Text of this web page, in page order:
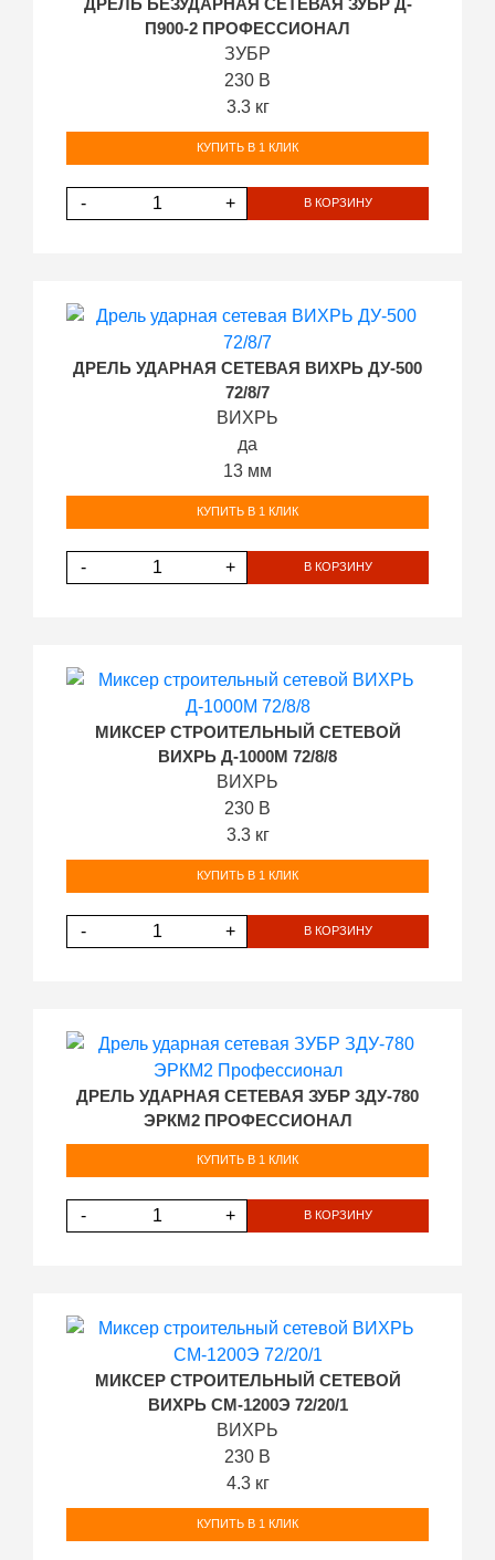
ДРЕЛЬ БЕЗУДАРНАЯ СЕТЕВАЯ ЗУБР Д-
П900-2 ПРОФЕССИОНАЛ
ЗУБР
230 В
3.3 кг
КУПИТЬ В 1 КЛИК
- + В КОРЗИНУ
ДРЕЛЬ УДАРНАЯ СЕТЕВАЯ ВИХРЬ ДУ-500
72/8/7
ВИХРЬ
да
13 мм
КУПИТЬ В 1 КЛИК
- + В КОРЗИНУ
МИКСЕР СТРОИТЕЛЬНЫЙ СЕТЕВОЙ
ВИХРЬ Д-1000М 72/8/8
ВИХРЬ
230 В
3.3 кг
КУПИТЬ В 1 КЛИК
- + В КОРЗИНУ
ДРЕЛЬ УДАРНАЯ СЕТЕВАЯ ЗУБР ЗДУ-780
ЭРКМ2 ПРОФЕССИОНАЛ
КУПИТЬ В 1 КЛИК
- + В КОРЗИНУ
МИКСЕР СТРОИТЕЛЬНЫЙ СЕТЕВОЙ
ВИХРЬ СМ-1200Э 72/20/1
ВИХРЬ
230 В
4.3 кг
КУПИТЬ В 1 КЛИК